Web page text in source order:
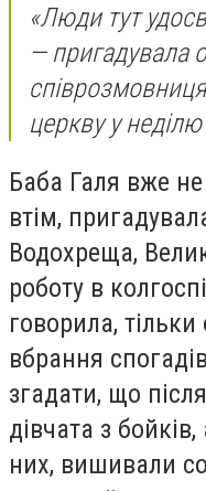
«Люди тут
— пригадувала
церкву у
Баба Галя вже
втім,
Водохреща,
роботу в
говорила,
вбрання
згадати, що
дівчата з
них, вишивали